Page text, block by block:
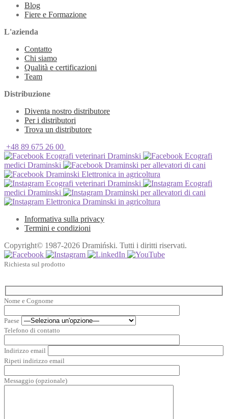
Blog
Fiere e Formazione
L'azienda
Contatto
Chi siamo
Qualità e certificazioni
Team
Distribuzione
Diventa nostro distributore
Per i distributori
Trova un distributore
+48 89 675 26 00
Ecografi veterinari Draminski
Ecografi
medici Draminski
Draminski per allevatori di cani
Draminski Elettronica in agricoltura
Ecografi veterinari Draminski
Ecografi
medici Draminski
Draminski per allevatori di cani
Elettronica Draminski in agricoltura
Informativa sulla privacy
Termini e condizioni
Copyright© 1987-2026 Dramiński. Tutti i diritti riservati.
Richiesta sul prodotto
Nome e Cognome
Paese
Telefono di contatto
Indirizzo email
Ripeti indirizzo email
Messaggio (opzionale)